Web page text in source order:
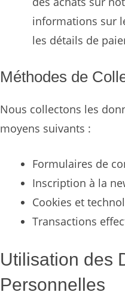
informations sur
les détails de
Méthodes de
Nous collectons les
moyens suivants :
Formulaires de
Inscription à la
Cookies et
Transactions
Utilisation des
Personnelles